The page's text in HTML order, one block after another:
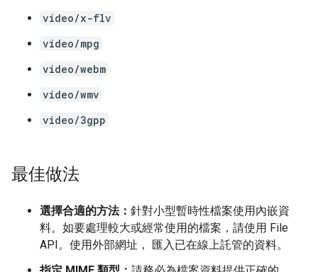
video/x-flv
video/mpg
video/webm
video/wmv
video/3gpp
最佳做法
選擇合適的方法： 針對小型暫時性檔案使用內嵌資
料。如要處理較大或經常使用的檔案，請使用 File
API。使用外部網址， 匯入已在線上託管的資料。